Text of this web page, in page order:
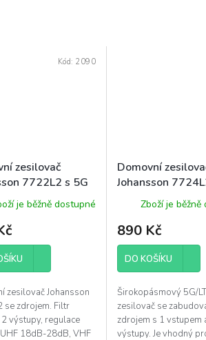
zesilovač
7722L2 s 5G
,
2 výstupy
je běžně dostupné
zesilovač Johansson
se zdrojem. Filtr
2 výstupy, regulace
18dB-28dB, VHF
Kód: 2090
Domovní
Johansson
LTE a regulací ,
VHF/UHF, 4
Zboží je běžně
890 Kč
DO KOŠÍKU
Širokopásmový 5G/
zesilovač se
zdrojem s 1 vstupem
výstupy. Je vhodný